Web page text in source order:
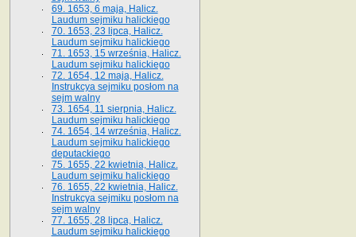
69. 1653, 6 maja, Halicz.
Laudum sejmiku halickiego
70. 1653, 23 lipca, Halicz.
Laudum sejmiku halickiego
71. 1653, 15 września, Halicz.
Laudum sejmiku halickiego
72. 1654, 12 maja, Halicz.
Instrukcya sejmiku posłom na
sejm walny
73. 1654, 11 sierpnia, Halicz.
Laudum sejmiku halickiego
74. 1654, 14 września, Halicz.
Laudum sejmiku halickiego
deputackiego
75. 1655, 22 kwietnia, Halicz.
Laudum sejmiku halickiego
76. 1655, 22 kwietnia, Halicz.
Instrukcya sejmiku posłom na
sejm walny
77. 1655, 28 lipca, Halicz.
Laudum sejmiku halickiego